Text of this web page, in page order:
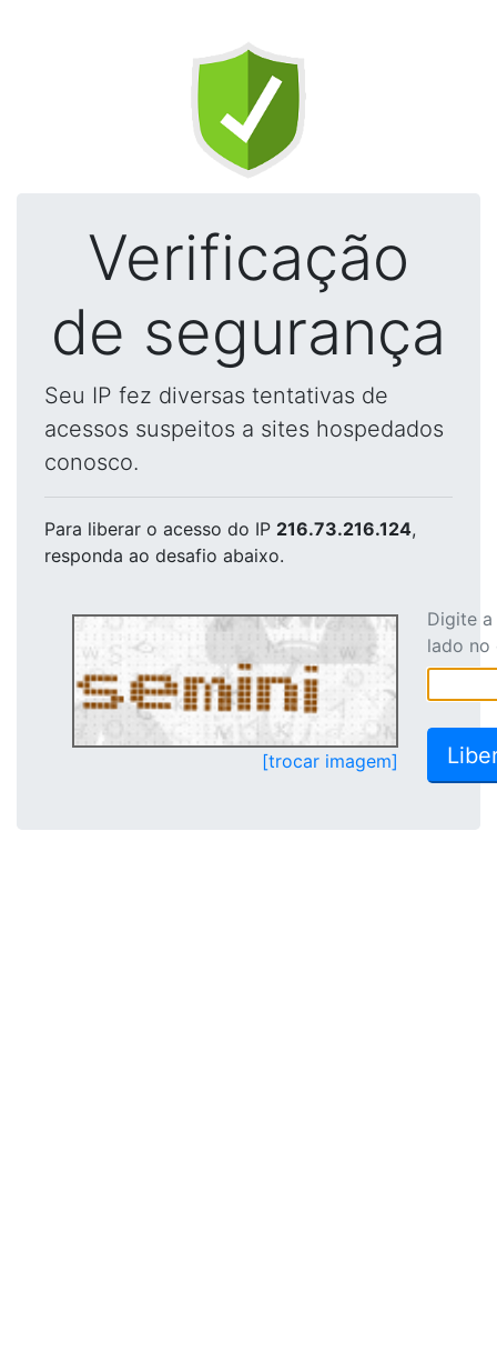
Verificação
de segurança
Seu IP fez diversas tentativas de
acessos suspeitos a sites hospedados
conosco.
Para liberar o acesso do IP 216.73.216.124,
responda ao desafio abaixo.
[trocar imagem]
Digite
lado no